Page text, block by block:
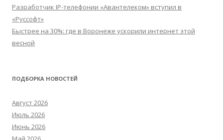
Разработчик IP-телефонии «Авантелеком» вступил в
«Руссофт»
Быстрее на 30%: где в Воронеже ускорили интернет этой
весной
ПОДБОРКА НОВОСТЕЙ
Август 2026
Июль 2026
Июнь 2026